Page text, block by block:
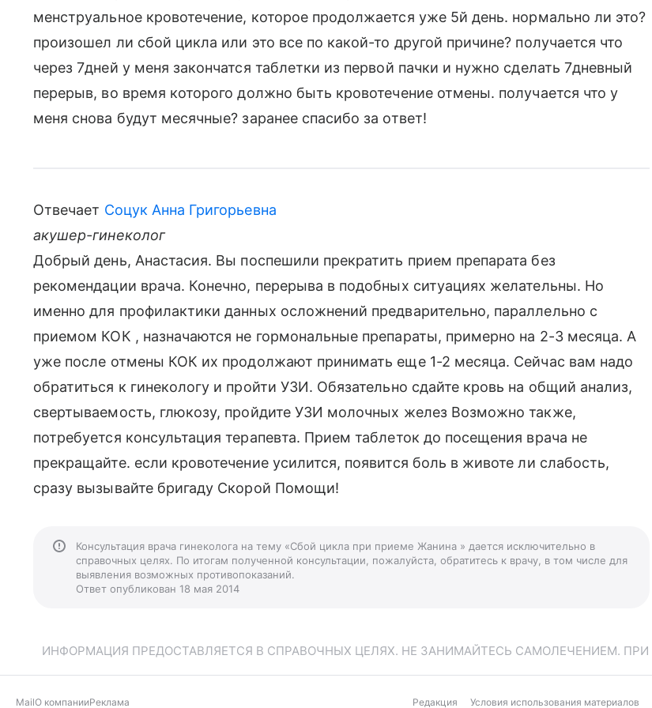
менструальное кровотечение, которое продолжается уже 5й день. нормально ли это?
произошел ли сбой цикла или это все по какой-то другой причине? получается что
через 7дней у меня закончатся таблетки из первой пачки и нужно сделать 7дневный
перерыв, во время которого должно быть кровотечение отмены. получается что у
меня снова будут месячные? заранее спасибо за ответ!
Отвечает Соцук Анна Григорьевна
акушер-гинеколог
Добрый день, Анастасия. Вы поспешили прекратить прием препарата без
рекомендации врача. Конечно, перерыва в подобных ситуациях желательны. Но
именно для профилактики данных осложнений предварительно, параллельно с
приемом КОК , назначаются не гормональные препараты, примерно на 2-3 месяца. А
уже после отмены КОК их продолжают принимать еще 1-2 месяца. Сейчас вам надо
обратиться к гинекологу и пройти УЗИ. Обязательно сдайте кровь на общий анализ,
свертываемость, глюкозу, пройдите УЗИ молочных желез Возможно также,
потребуется консультация терапевта. Прием таблеток до посещения врача не
прекращайте. если кровотечение усилится, появится боль в животе ли слабость,
сразу вызывайте бригаду Скорой Помощи!
Консультация врача гинеколога на тему «Сбой цикла при приеме Жанина » дается исключительно в
справочных целях. По итогам полученной консультации, пожалуйста, обратитесь к врачу, в том числе для
выявления возможных противопоказаний.
Ответ опубликован 18 мая 2014
ИНФОРМАЦИЯ ПРЕДОСТАВЛЯЕТСЯ В СПРАВОЧНЫХ ЦЕЛЯХ. НЕ ЗАНИМАЙТЕСЬ САМОЛЕЧЕНИЕМ.
MailО компанииРеклама Редакция Условия использования материалов